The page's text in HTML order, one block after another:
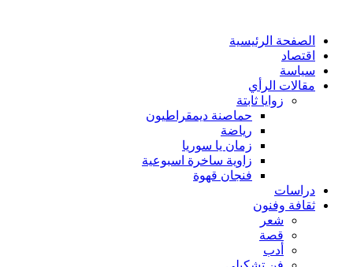
الصفحة الرئيسية
اقتصاد
سياسة
مقالات الرأي
زوايا ثابتة
حماصنة ديمقراطيون
رياضة
زمان يا سوريا
زاوية ساخرة اسبوعية
فنجان قهوة
دراسات
ثقافة وفنون
شعر
قصة
أدب